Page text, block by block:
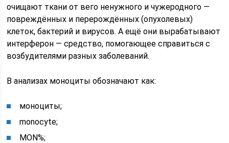
очищают ткани от вего ненужного и чужеродного —
повреждённых и перерождённых (опухолевых)
клеток, бактерий и вирусов. А ещё они вырабатывают
интерферон — средство, помогающее справиться с
возбудителями разных заболеваний.
В анализах моноциты обозначают как:
моноциты;
monocyte;
MON%;